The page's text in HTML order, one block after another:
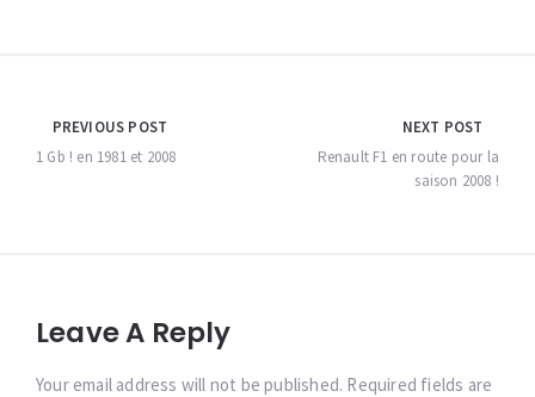
Navigation
de
PREVIOUS POST
1 Gb ! en 1981 et 2008
NEXT POST
Renault F1 en route pour la
saison 2008 !
Leave A Reply
Your email address will not be published. Required fields are